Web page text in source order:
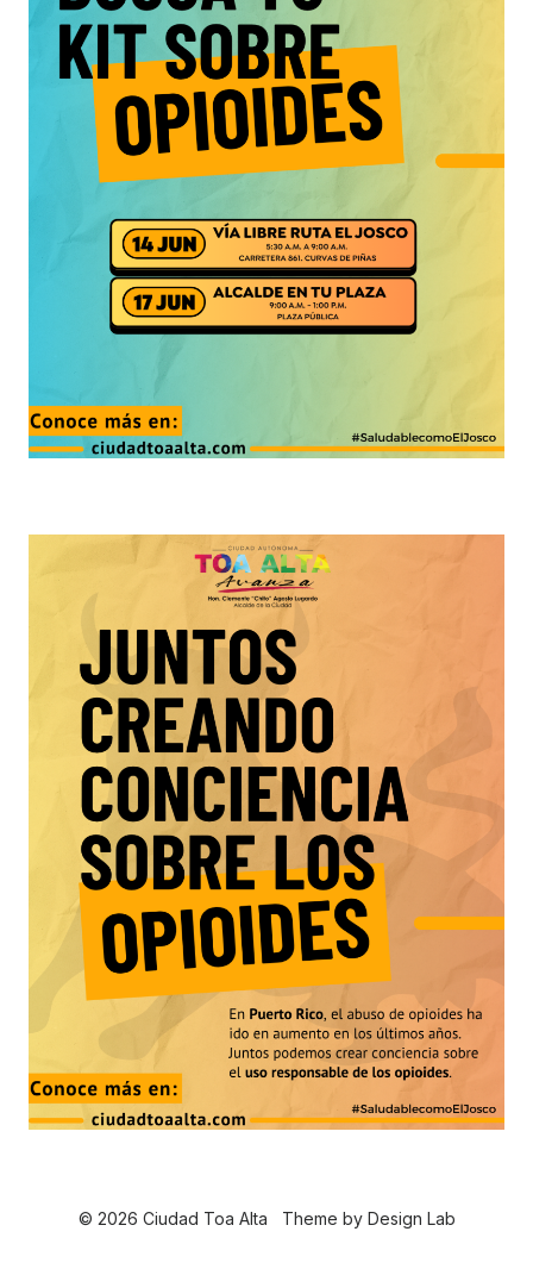
© 2026 Ciudad Toa Alta Theme by Design Lab